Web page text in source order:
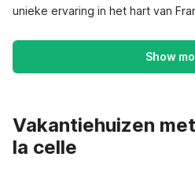
unieke ervaring in het hart van
Show
Vakantiehuizen
la celle